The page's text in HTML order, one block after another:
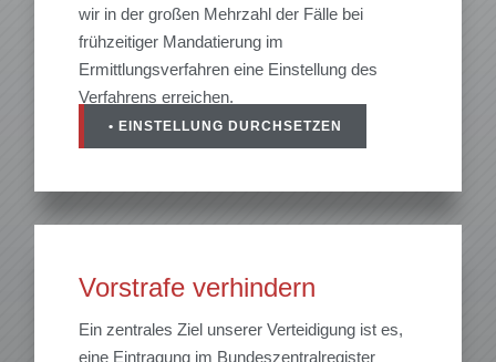
wir in der großen Mehrzahl der Fälle bei
frühzeitiger Mandatierung im
Ermittlungsverfahren eine Einstellung des
Verfahrens erreichen.
• EINSTELLUNG DURCHSETZEN
Vorstrafe verhindern
Ein zentrales Ziel unserer Verteidigung ist es,
eine Eintragung im Bundeszentralregister